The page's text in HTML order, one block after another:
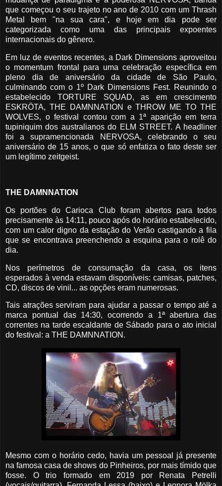
que começou o seu trajeto no ano de 2010 com um Thrash
Metal bem "na sua cara", e hoje em dia pode ser
categorizada como uma das principais expoentes
internacionais do gênero.
Em luz de eventos recentes, a Dark Dimensions aproveitou
o momentum frontal para uma celebração específica em
pleno dia de aniversário da cidade de São Paulo,
culminando com o 1º Dark Dimensions Fest. Reunindo o
estabelecido TORTURE SQUAD, as em crescimento
ESKRÖTA, THE DAMNNATION e THROW ME TO THE
WOLVES, o festival contou com a 1ª aparição em terra
tupiniquim dos australianos do ELM STREET. A headliner
foi a supramencionada NERVOSA, celebrando o seu
aniversário de 15 anos, o que só enfatiza o fato deste ser
um legítimo zeitgeist.
THE DAMNNATION
Os portões do Carioca Club foram abertos para todos
precisamente às 14:11, pouco após do horário estabelecido,
com um calor digno da estação do Verão castigando a fila
que se encontrava preenchendo a esquina para o rolê do
dia.
Nos perímetros de consumação da casa, os itens
esperados à venda estavam disponíveis: camisas, patches,
CD, discos de vinil... as opções eram numerosas.
Tais atrações serviram para ajudar a passar o tempo até a
marca pontual das 14:30, ocorrendo a 1ª abertura das
correntes na tarde escaldante de Sábado para o ato inicial
do festival: a THE DAMNNATION.
Mesmo com o horário cedo, havia um pessoal já presente
na famosa casa de shows do Pinheiros, por mais tímido que
fosse. O trio formado em 2019 por Renata Petrelli